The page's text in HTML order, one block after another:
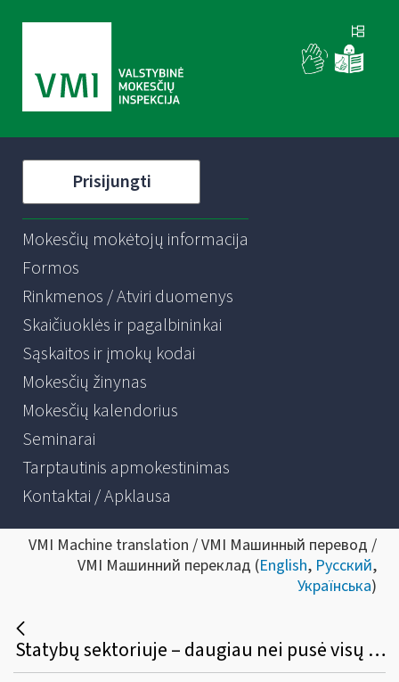
Prisijungti
Mokesčių mokėtojų informacija
Formos
Rinkmenos / Atviri duomenys
Skaičiuoklės ir pagalbininkai
Sąskaitos ir įmokų kodai
Mokesčių žinynas
Mokesčių kalendorius
Seminarai
Tarptautinis apmokestinimas
Kontaktai / Apklausa
VMI Machine translation / VMI Машинный перевод /
VMI Машинний переклад (English, Русский,
Українська)
Statybų sektoriuje – daugiau nei pusė visų išmokėtų kompensacijų už kilnojamojo pobūdžio darbą